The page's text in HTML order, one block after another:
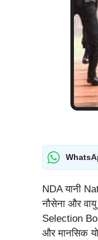
NDA यानी
नौसेना और
Selection
और मानसिक